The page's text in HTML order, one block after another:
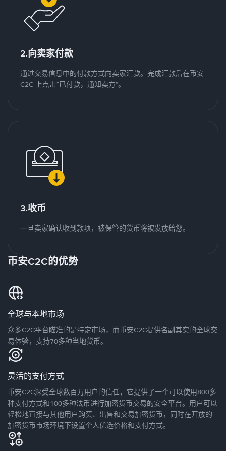
2.向卖家付款
通过交易信息中的付款方式向卖家汇款。完成汇款后在币安
C2C 上点击“已付款，通知卖方”。
3.收币
一旦卖家确认收到款项，被保管的货币将被发放给您。
币安C2C的优势
全球与本地市场
众多C2C平台瞄准的是特定市场，而币安C2C提供名副其实的全球交
易体验，支持70多种当地货币。
灵活的支付方式
币安C2C深受全球数百万用户的信任，它提供了一个可以使用800多
种支付方式和100多种法币进行加密货币交易的安全平台。用户可以
轻松地直接与其他用户购买、出售和交易加密货币，同时在开放的
加密货币市场环境下设置个人优选价格和支付方式。